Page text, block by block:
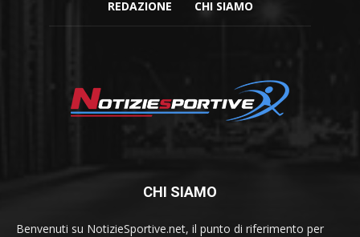
REDAZIONE CHI SIAMO
CHI SIAMO
Benvenuti su NotizieSportive.net, il punto di riferimento per